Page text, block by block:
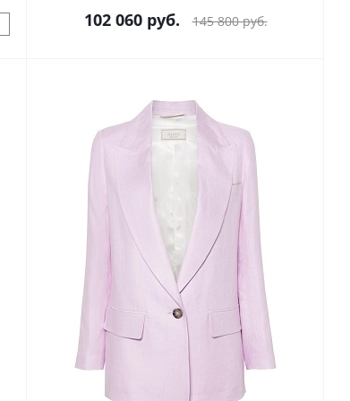
102 060руб. 145 800руб.